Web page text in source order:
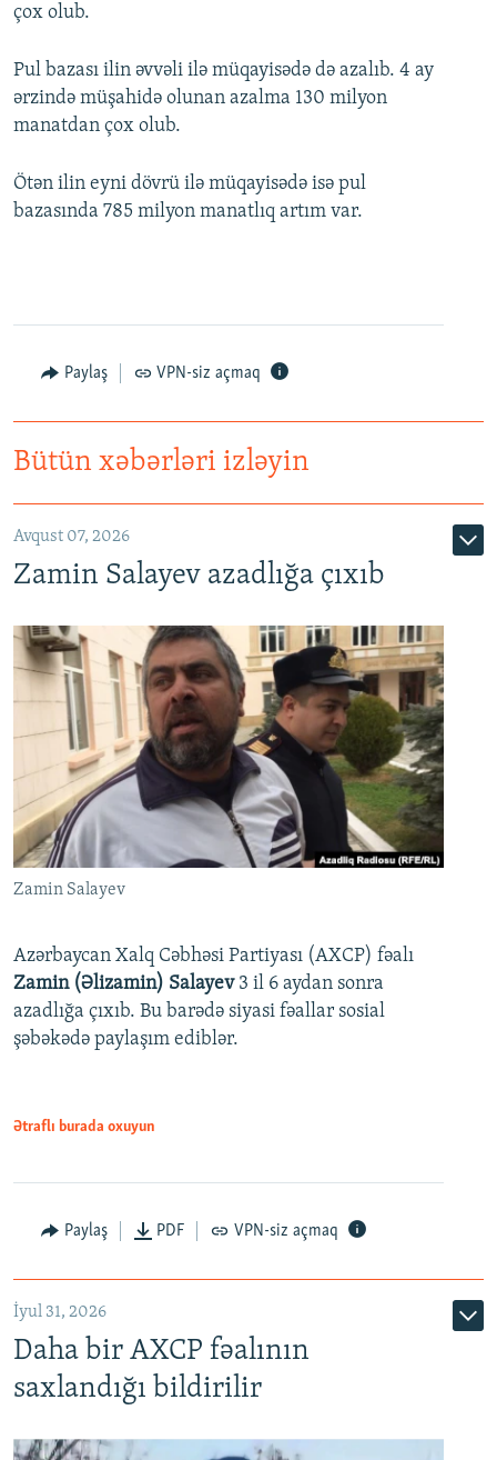
çox olub.
Pul bazası ilin əvvəli ilə müqayisədə də azalıb. 4 ay
ərzində müşahidə olunan azalma 130 milyon
manatdan çox olub.
Ötən ilin eyni dövrü ilə müqayisədə isə pul
bazasında 785 milyon manatlıq artım var.
Paylaş VPN-siz açmaq
Bütün xəbərləri izləyin
Avqust 07, 2026
Zamin Salayev azadlığa çıxıb
Zamin Salayev
Azərbaycan Xalq Cəbhəsi Partiyası (AXCP) fəalı
Zamin (Əlizamin) Salayev 3 il 6 aydan sonra
azadlığa çıxıb. Bu barədə siyasi fəallar sosial
şəbəkədə paylaşım ediblər.
Ətraflı burada oxuyun
Paylaş PDF VPN-siz açmaq
İyul 31, 2026
Daha bir AXCP fəalının
saxlandığı bildirilir